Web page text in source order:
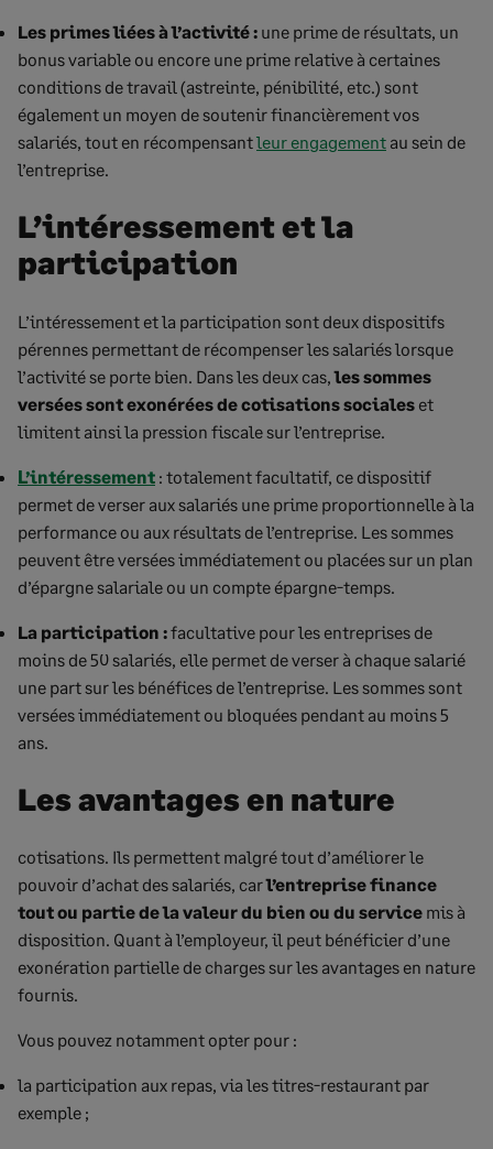
Les primes liées à l’activité : une prime de résultats, un
bonus variable ou encore une prime relative à certaines
conditions de travail (astreinte, pénibilité, etc.) sont
également un moyen de soutenir financièrement vos
salariés, tout en récompensantleur engagement au sein de
l’entreprise.
L’intéressement et la
participation
L’intéressement et la participation sont deux dispositifs
pérennes permettant de récompenser les salariés lorsque
l’activité se porte bien. Dans les deux cas,les sommes
versées sont exonérées de cotisations sociales et
limitent ainsi la pression fiscale sur l’entreprise.
L’intéressement : totalement facultatif, ce dispositif
permet de verser aux salariés une prime proportionnelle à la
performance ou aux résultats de l’entreprise. Les sommes
peuvent être versées immédiatement ou placées sur un plan
d’épargne salariale ou un compte épargne-temps.
La participation :facultative pour les entreprises de
moins de 50 salariés, elle permet de verser à chaque salarié
une part sur les bénéfices de l’entreprise. Les sommes sont
versées immédiatement ou bloquées pendant au moins 5
ans.
Les avantages en nature
cotisations. Ils permettent malgré tout d’améliorer le
pouvoir d’achat des salariés, carl’entreprise finance
tout ou partie de la valeur du bien ou du service mis à
disposition. Quant à l’employeur, il peut bénéficier d’une
exonération partielle de charges sur les avantages en nature
fournis.
Vous pouvez notamment opter pour :
la participation aux repas, via les titres-restaurant par
exemple ;